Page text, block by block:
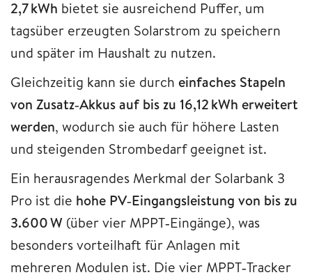
2,7 kWh bietet sie ausreichend Puffer, um
tagsüber erzeugten Solarstrom zu speichern
und später im Haushalt zu nutzen.
Gleichzeitig kann sie durch einfaches Stapeln
von Zusatz‑Akkus auf bis zu 16,12 kWh erweitert
werden, wodurch sie auch für höhere Lasten
und steigenden Strombedarf geeignet ist.
Ein herausragendes Merkmal der Solarbank 3
Pro ist die hohe PV‑Eingangsleistung von bis zu
3.600 W (über vier MPPT‑Eingänge), was
besonders vorteilhaft für Anlagen mit
mehreren Modulen ist. Die vier MPPT‑Tracker